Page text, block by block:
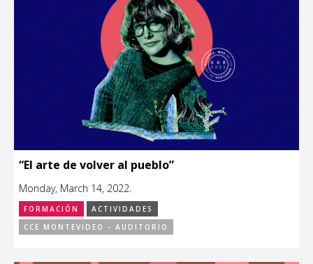
“El arte de volver al pueblo”
Monday, March 14, 2022.
FORMACIÓN
ACTIVIDADES
CCE MONTEVIDEO - AUDITORIO